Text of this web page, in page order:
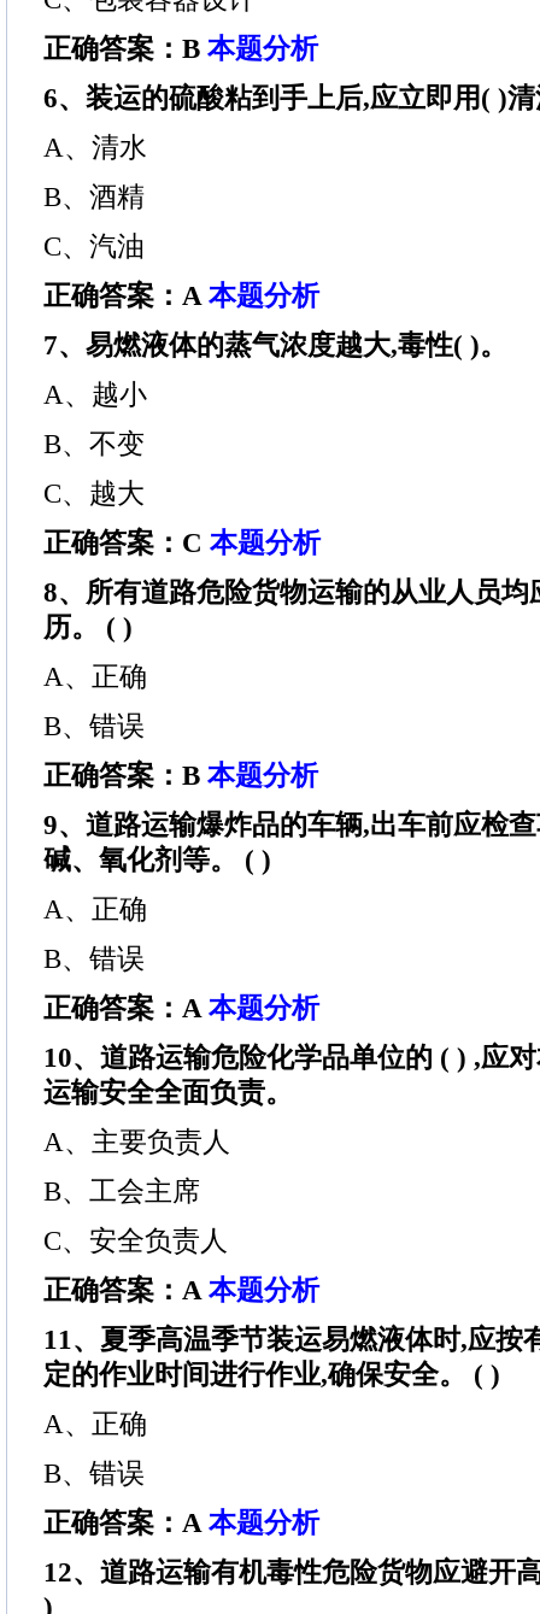
正确答案：B 本题分析
6、装运的硫酸粘到手上后,应立即用( )
A、清水
B、酒精
C、汽油
正确答案：A 本题分析
7、易燃液体的蒸气浓度越大,毒性( )。
A、越小
B、不变
C、越大
正确答案：C 本题分析
8、所有道路危险货物运输的从业人员均
历。 ( )
A、正确
B、错误
正确答案：B 本题分析
9、道路运输爆炸品的车辆,出车前应检
碱、氧化剂等。 ( )
A、正确
B、错误
正确答案：A 本题分析
10、道路运输危险化学品单位的 ( ) ,应
运输安全全面负责。
A、主要负责人
B、工会主席
C、安全负责人
正确答案：A 本题分析
11、夏季高温季节装运易燃液体时,应按
定的作业时间进行作业,确保安全。 ( )
A、正确
B、错误
正确答案：A 本题分析
12、道路运输有机毒性危险货物应避开
)